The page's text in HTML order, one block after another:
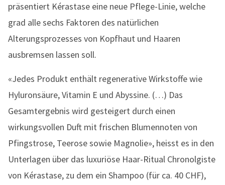
präsentiert Kérastase eine neue Pflege-Linie, welche
grad alle sechs Faktoren des natürlichen
Alterungsprozesses von Kopfhaut und Haaren
ausbremsen lassen soll.
«Jedes Produkt enthält regenerative Wirkstoffe wie
Hyluronsäure, Vitamin E und Abyssine. (…) Das
Gesamtergebnis wird gesteigert durch einen
wirkungsvollen Duft mit frischen Blumennoten von
Pfingstrose, Teerose sowie Magnolie», heisst es in den
Unterlagen über das luxuriöse Haar-Ritual Chronolgiste
von Kérastase, zu dem ein Shampoo (für ca. 40 CHF),